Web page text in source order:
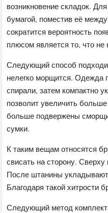
возникновение складок.
бумагой, поместив её
сократится вероятность
плюсом является то, что не
Следующий способ
нелегко морщится. Одежда
спирали, затем компактно
позволит увеличить
больше подвержены
сумки.
К таким вещам относятся
свисать на сторону.
После штанины
Благодаря такой хитрости
Следующий метод